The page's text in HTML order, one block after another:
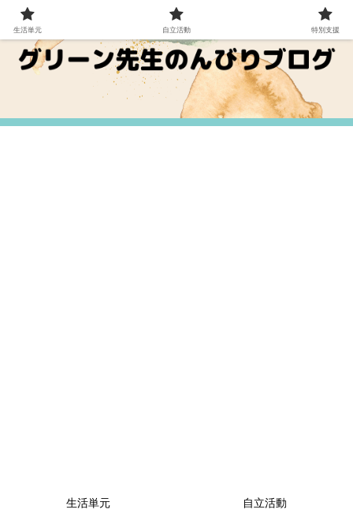
生活単元 自立活動
生活単元 自立活動 特別支援